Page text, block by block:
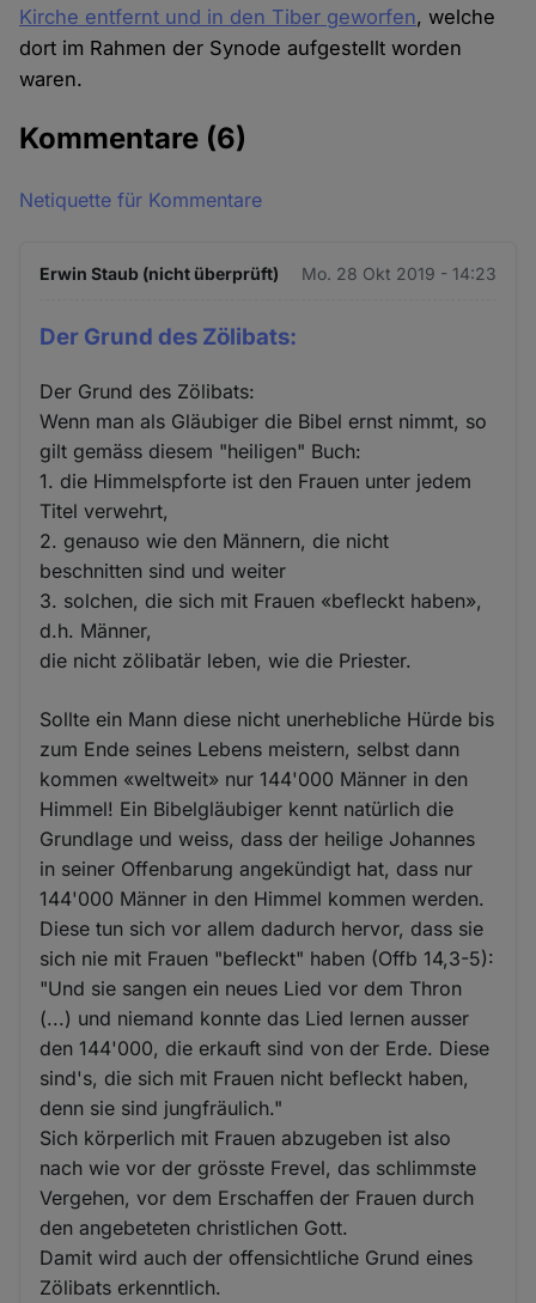
Kirche entfernt und in den Tiber geworfen, welche
dort im Rahmen der Synode aufgestellt worden
waren.
Kommentare (6)
Netiquette für Kommentare
Erwin Staub (nicht überprüft) Mo. 28 Okt 2019 - 14:23
Der Grund des Zölibats:
Der Grund des Zölibats:
Wenn man als Gläubiger die Bibel ernst nimmt, so
gilt gemäss diesem "heiligen" Buch:
1. die Himmelspforte ist den Frauen unter jedem
Titel verwehrt,
2. genauso wie den Männern, die nicht
beschnitten sind und weiter
3. solchen, die sich mit Frauen «befleckt haben»,
d.h. Männer,
die nicht zölibatär leben, wie die Priester.
Sollte ein Mann diese nicht unerhebliche Hürde bis
zum Ende seines Lebens meistern, selbst dann
kommen «weltweit» nur 144'000 Männer in den
Himmel! Ein Bibelgläubiger kennt natürlich die
Grundlage und weiss, dass der heilige Johannes
in seiner Offenbarung angekündigt hat, dass nur
144'000 Männer in den Himmel kommen werden.
Diese tun sich vor allem dadurch hervor, dass sie
sich nie mit Frauen "befleckt" haben (Offb 14,3-5):
"Und sie sangen ein neues Lied vor dem Thron
(...) und niemand konnte das Lied lernen ausser
den 144'000, die erkauft sind von der Erde. Diese
sind's, die sich mit Frauen nicht befleckt haben,
denn sie sind jungfräulich."
Sich körperlich mit Frauen abzugeben ist also
nach wie vor der grösste Frevel, das schlimmste
Vergehen, vor dem Erschaffen der Frauen durch
den angebeteten christlichen Gott.
Damit wird auch der offensichtliche Grund eines
Zölibats erkenntlich.